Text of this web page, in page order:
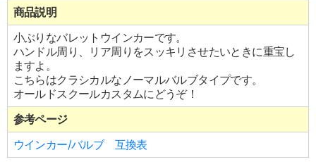
商品説明
小ぶりなバレットウインカーです。
ハンドル周り、リア周りをスッキリさせたいときに重宝し
ますよ。
こちらはクラシカルなノーマルバルブタイプです。
オールドスクールカスタムにどうぞ！
参考ページ
ウインカー/バルブ 互換表